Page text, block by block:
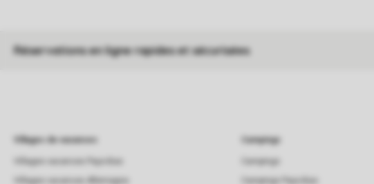
Réservations en ligne rapides et sécurisées
Villages de vacances Campings